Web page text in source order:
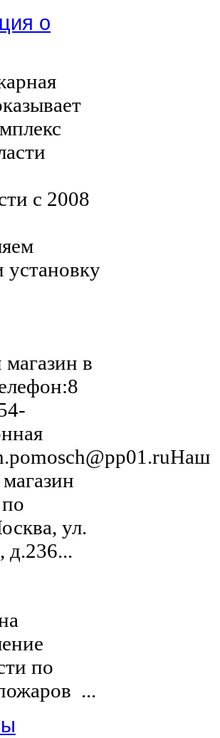
о
с 2008
установку
в
ул.
д.236...
по
...